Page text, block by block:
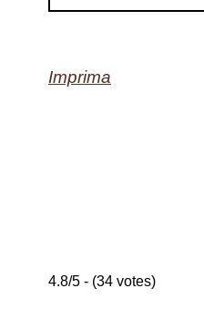
Imprima
4.8/5 - (34 votes)